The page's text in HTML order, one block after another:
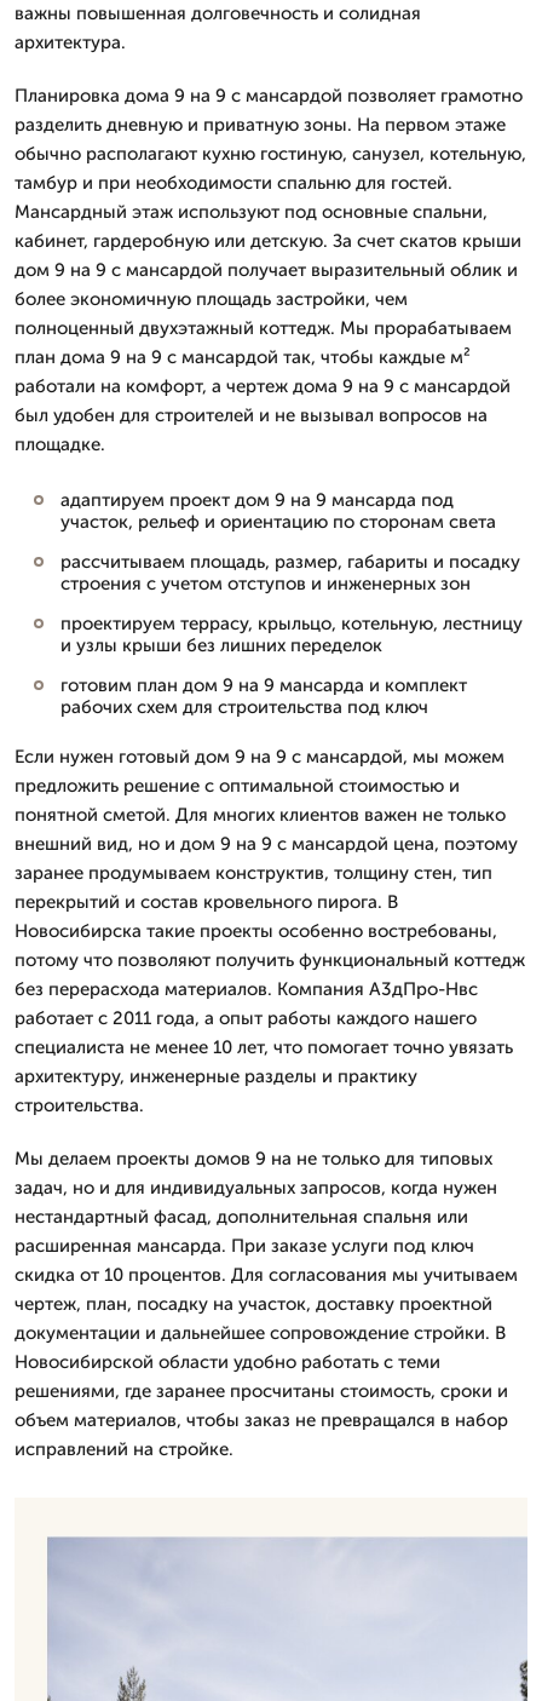
важны повышенная долговечность и солидная
архитектура.
Планировка дома 9 на 9 с мансардой позволяет грамотно
разделить дневную и приватную зоны. На первом этаже
обычно располагают кухню гостиную, санузел, котельную,
тамбур и при необходимости спальню для гостей.
Мансардный этаж используют под основные спальни,
кабинет, гардеробную или детскую. За счет скатов крыши
дом 9 на 9 с мансардой получает выразительный облик и
более экономичную площадь застройки, чем
полноценный двухэтажный коттедж. Мы прорабатываем
план дома 9 на 9 с мансардой так, чтобы каждые м²
работали на комфорт, а чертеж дома 9 на 9 с мансардой
был удобен для строителей и не вызывал вопросов на
площадке.
адаптируем проект дом 9 на 9 мансарда под
участок, рельеф и ориентацию по сторонам света
рассчитываем площадь, размер, габариты и посадку
строения с учетом отступов и инженерных зон
проектируем террасу, крыльцо, котельную, лестницу
и узлы крыши без лишних переделок
готовим план дом 9 на 9 мансарда и комплект
рабочих схем для строительства под ключ
Если нужен готовый дом 9 на 9 с мансардой, мы можем
предложить решение с оптимальной стоимостью и
понятной сметой. Для многих клиентов важен не только
внешний вид, но и дом 9 на 9 с мансардой цена, поэтому
заранее продумываем конструктив, толщину стен, тип
перекрытий и состав кровельного пирога. В
Новосибирска такие проекты особенно востребованы,
потому что позволяют получить функциональный коттедж
без перерасхода материалов. Компания А3дПро-Нвс
работает с 2011 года, а опыт работы каждого нашего
специалиста не менее 10 лет, что помогает точно увязать
архитектуру, инженерные разделы и практику
строительства.
Мы делаем проекты домов 9 на не только для типовых
задач, но и для индивидуальных запросов, когда нужен
нестандартный фасад, дополнительная спальня или
расширенная мансарда. При заказе услуги под ключ
скидка от 10 процентов. Для согласования мы учитываем
чертеж, план, посадку на участок, доставку проектной
документации и дальнейшее сопровождение стройки. В
Новосибирской области удобно работать с теми
решениями, где заранее просчитаны стоимость, сроки и
объем материалов, чтобы заказ не превращался в набор
исправлений на стройке.